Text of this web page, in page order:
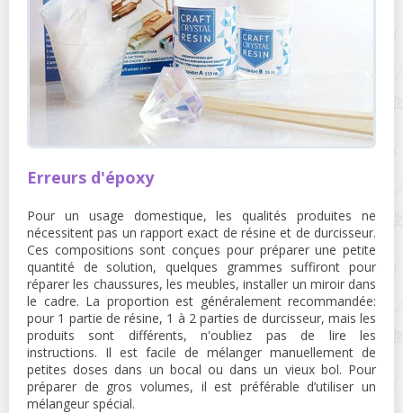
Erreurs d'époxy
Pour un usage domestique, les qualités produites ne
nécessitent pas un rapport exact de résine et de durcisseur.
Ces compositions sont conçues pour préparer une petite
quantité de solution, quelques grammes suffiront pour
réparer les chaussures, les meubles, installer un miroir dans
le cadre. La proportion est généralement recommandée:
pour 1 partie de résine, 1 à 2 parties de durcisseur, mais les
produits sont différents, n'oubliez pas de lire les
instructions. Il est facile de mélanger manuellement de
petites doses dans un bocal ou dans un vieux bol. Pour
préparer de gros volumes, il est préférable d’utiliser un
mélangeur spécial.